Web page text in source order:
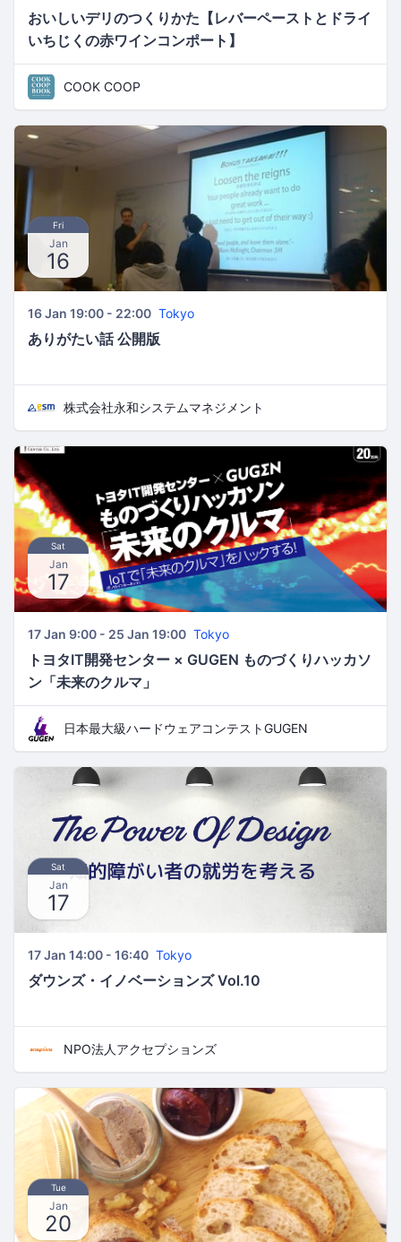
おいしいデリのつくりかた【レバーペーストとドライ
いちじくの赤ワインコンポート】
COOK COOP
Fri
Jan
16
16 Jan 19:00 - 22:00 Tokyo
ありがたい話 公開版
株式会社永和システムマネジメント
Sat
Jan
17
17 Jan 9:00 - 25 Jan 19:00 Tokyo
トヨタIT開発センター × GUGEN ものづくりハッカソ
ン「未来のクルマ」
日本最大級ハードウェアコンテストGUGEN
Sat
Jan
17
17 Jan 14:00 - 16:40 Tokyo
ダウンズ・イノベーションズ Vol.10
NPO法人アクセプションズ
Tue
Jan
20